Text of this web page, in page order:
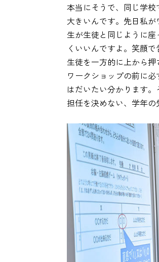
本当にそうで、同じ学
大きいんです。先日私
生が生徒と同じように
くいいんですよ。笑顔
生徒を一方的に上から押
ワークショップの前に
はだいたい分かります
担任を決めない、学年の